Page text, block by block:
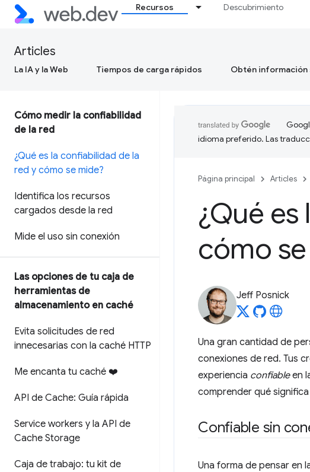
Recursos Descubrimiento
Articles
La IA y la Web Tiempos de carga rápidos Obtén información
Cómo medir la confiabilidad
de la red
¿Qué es la confiabilidad de la
red y cómo se mide?
Identifica los recursos
cargados desde la red
Mide el uso sin conexión
Las opciones de tu caja de
herramientas de
almacenamiento en caché
Evita solicitudes de red
innecesarias con la caché HTTP
Me encanta tu caché ❤️
API de Cache: Guía rápida
Service workers y la API de
Cache Storage
Caja de trabajo: tu kit de
idioma preferido. Las
Página principal Articles
¿Qué
cómo
Jeff Posnick
Una gran cantidad de
conexiones de red. Tus
experiencia confiableen
comprender qué
Confiable sin
Una forma de pensar en